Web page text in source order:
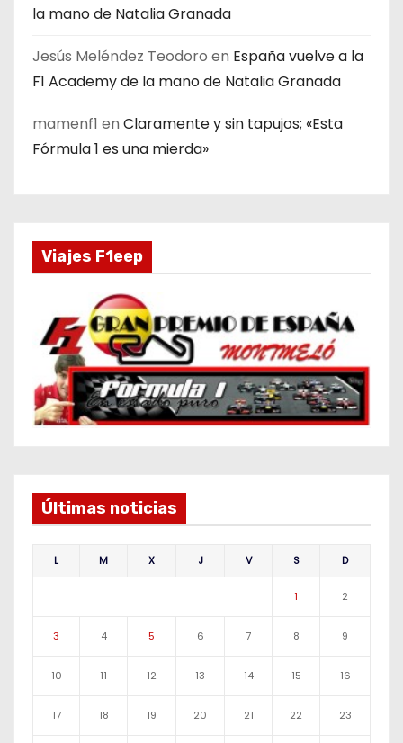
la mano de Natalia Granada
Jesús Meléndez Teodoro en España vuelve a la
F1 Academy de la mano de Natalia Granada
mamenf1 en Claramente y sin tapujos; «Esta
Fórmula 1 es una mierda»
Viajes F1eep
Últimas noticias
L M X J V S D
1 2
3 4 5 6 7 8 9
10 11 12 13 14 15 16
17 18 19 20 21 22 23